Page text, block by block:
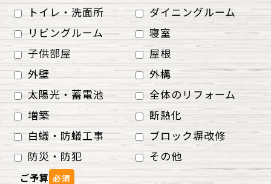
トイレ・洗面所
ダイニングルーム
リビングルーム
寝室
子供部屋
屋根
外壁
外構
太陽光・蓄電池
全体のリフォーム
増築
断熱化
白蟻・防蟻工事
ブロック塀改修
防災・防犯
その他
ご予算 必須